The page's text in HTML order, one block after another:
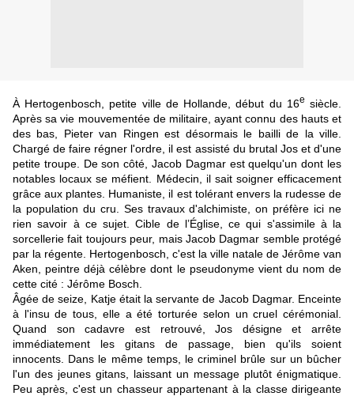
À Hertogenbosch, petite ville de Hollande, début du 16e siècle.
Après sa vie mouvementée de militaire, ayant connu des hauts et
des bas, Pieter van Ringen est désormais le bailli de la ville.
Chargé de faire régner l'ordre, il est assisté du brutal Jos et d'une
petite troupe. De son côté, Jacob Dagmar est quelqu'un dont les
notables locaux se méfient. Médecin, il sait soigner efficacement
grâce aux plantes. Humaniste, il est tolérant envers la rudesse de
la population du cru. Ses travaux d'alchimiste, on préfère ici ne
rien savoir à ce sujet. Cible de l’Église, ce qui s'assimile à la
sorcellerie fait toujours peur, mais Jacob Dagmar semble protégé
par la régente. Hertogenbosch, c'est la ville natale de Jérôme van
Aken, peintre déjà célèbre dont le pseudonyme vient du nom de
cette cité : Jérôme Bosch.
Âgée de seize, Katje était la servante de Jacob Dagmar. Enceinte
à l'insu de tous, elle a été torturée selon un cruel cérémonial.
Quand son cadavre est retrouvé, Jos désigne et arrête
immédiatement les gitans de passage, bien qu'ils soient
innocents. Dans le même temps, le criminel brûle sur un bûcher
l'un des jeunes gitans, laissant un message plutôt énigmatique.
Peu après, c'est un chasseur appartenant à la classe dirigeante